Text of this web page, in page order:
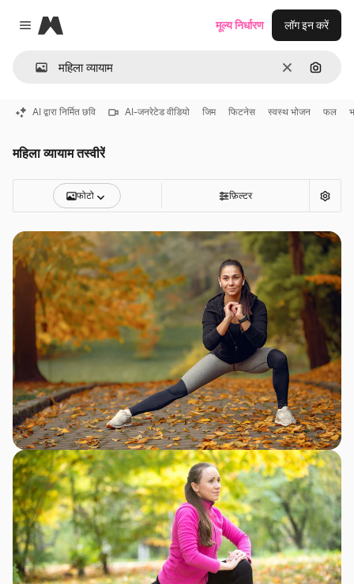
Close menu
Magnific
साफ़ इमेज से
मूल्य निर्धारण लॉग इन करें
AI द्वारा निर्मित छवि AI-जनरेटेड वीडियो जिम फिटनेस स्वस्थ भोजन फल
महिला व्यायाम तस्वीरें
फोटो फ़िल्टर